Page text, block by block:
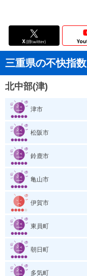
三重県の不快指数
北中部(津)
津市
松阪市
鈴鹿市
亀山市
伊賀市
東員町
朝日町
多気町